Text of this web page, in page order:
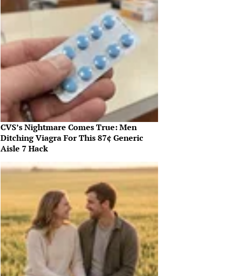
CVS’s Nightmare Comes True: Men
Ditching Viagra For This 87¢ Generic
Aisle 7 Hack